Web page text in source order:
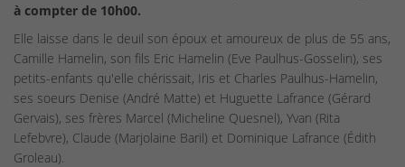
à compter de 10h00.
Elle laisse dans le deuil son époux et amoureux de plus de 55 ans,
Camille Hamelin, son fils Eric Hamelin (Eve Paulhus-Gosselin), ses
petits-enfants qu'elle chérissait, Iris et Charles Paulhus-Hamelin,
ses soeurs Denise (André Matte) et Huguette Lafrance (Gérard
Gervais), ses frères Marcel (Micheline Quesnel), Yvan (Rita
Lefebvre), Claude (Marjolaine Baril) et Dominique Lafrance (Édith
Groleau).